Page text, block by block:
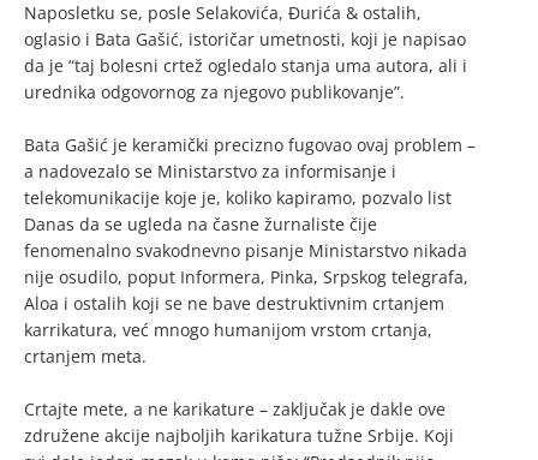
Naposletku se, posle Selakovića, Đurića & ostalih,
oglasio i Bata Gašić, istoričar umetnosti, koji je napisao
da je “taj bolesni crtež ogledalo stanja uma autora, ali i
urednika odgovornog za njegovo publikovanje”.
Bata Gašić je keramički precizno fugovao ovaj problem –
a nadovezalo se Ministarstvo za informisanje i
telekomunikacije koje je, koliko kapiramo, pozvalo list
Danas da se ugleda na časne žurnaliste čije
fenomenalno svakodnevno pisanje Ministarstvo nikada
nije osudilo, poput Informera, Pinka, Srpskog telegrafa,
Aloa i ostalih koji se ne bave destruktivnim crtanjem
karrikatura, već mnogo humanijom vrstom crtanja,
crtanjem meta.
Crtajte mete, a ne karikature – zaključak je dakle ove
združene akcije najboljih karikatura tužne Srbije. Koji